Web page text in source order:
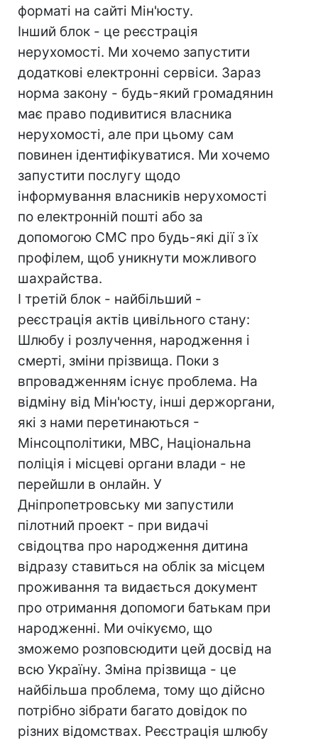
форматі на сайті Мін'юсту.
Інший блок - це реєстрація
нерухомості. Ми хочемо запустити
додаткові електронні сервіси. Зараз
норма закону - будь-який громадянин
має право подивитися власника
нерухомості, але при цьому сам
повинен ідентифікуватися. Ми хочемо
запустити послугу щодо
інформування власників нерухомості
по електронній пошті або за
допомогою СМС про будь-які дії з їх
профілем, щоб уникнути можливого
шахрайства.
І третій блок - найбільший -
реєстрація актів цивільного стану:
Шлюбу і розлучення, народження і
смерті, зміни прізвища. Поки з
впровадженням існує проблема. На
відміну від Мін'юсту, інші держоргани,
які з нами перетинаються -
Мінсоцполітики, МВС, Національна
поліція і місцеві органи влади - не
перейшли в онлайн. У
Дніпропетровську ми запустили
пілотний проект - при видачі
свідоцтва про народження дитина
відразу ставиться на облік за місцем
проживання та видається документ
про отримання допомоги батькам при
народженні. Ми очікуємо, що
зможемо розповсюдити цей досвід на
всю Україну. Зміна прізвища - це
найбільша проблема, тому що дійсно
потрібно зібрати багато довідок по
різних відомствах. Реєстрація шлюбу